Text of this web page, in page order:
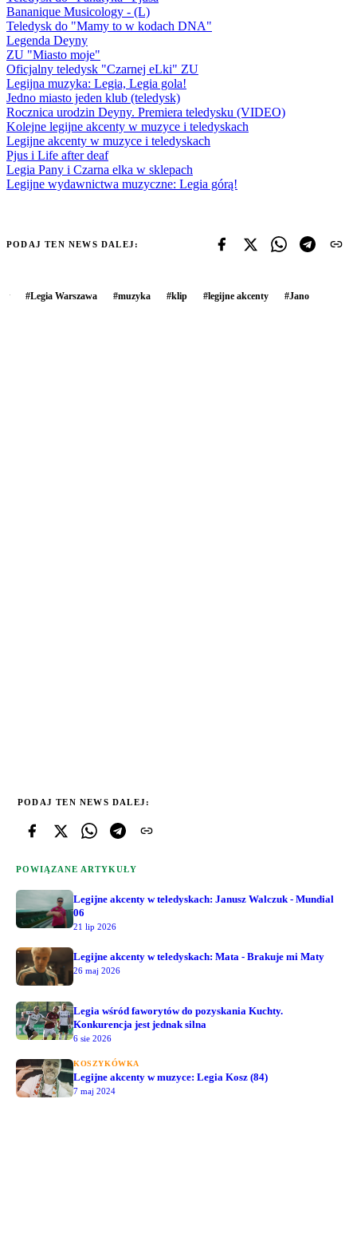
Bananique Musicology - (L)
Teledysk do "Mamy to w kodach DNA"
Legenda Deyny
ZU "Miasto moje"
Oficjalny teledysk "Czarnej eLki" ZU
Legijna muzyka: Legia, Legia gola!
Jedno miasto jeden klub (teledysk)
Rocznica urodzin Deyny. Premiera teledysku (VIDEO)
Kolejne legijne akcenty w muzyce i teledyskach
Legijne akcenty w muzyce i teledyskach
Pjus i Life after deaf
Legia Pany i Czarna elka w sklepach
Legijne wydawnictwa muzyczne: Legia górą!
PODAJ TEN NEWS DALEJ:
#Legia Warszawa #muzyka #klip #legijne akcenty #Jano
PODAJ TEN NEWS DALEJ:
POWIĄZANE ARTYKUŁY
Legijne akcenty w teledyskach: Janusz Walczuk - Mundial
06
21 lip 2026
Legijne akcenty w teledyskach: Mata - Brakuje mi Maty
26 maj 2026
Legia wśród faworytów do pozyskania Kuchty.
Konkurencja jest jednak silna
6 sie 2026
KOSZYKÓWKA
Legijne akcenty w muzyce: Legia Kosz (84)
7 maj 2024